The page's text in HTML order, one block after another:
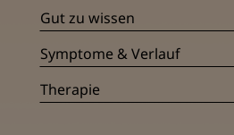
Gut zu wissen
Symptome & Verlauf
Therapie